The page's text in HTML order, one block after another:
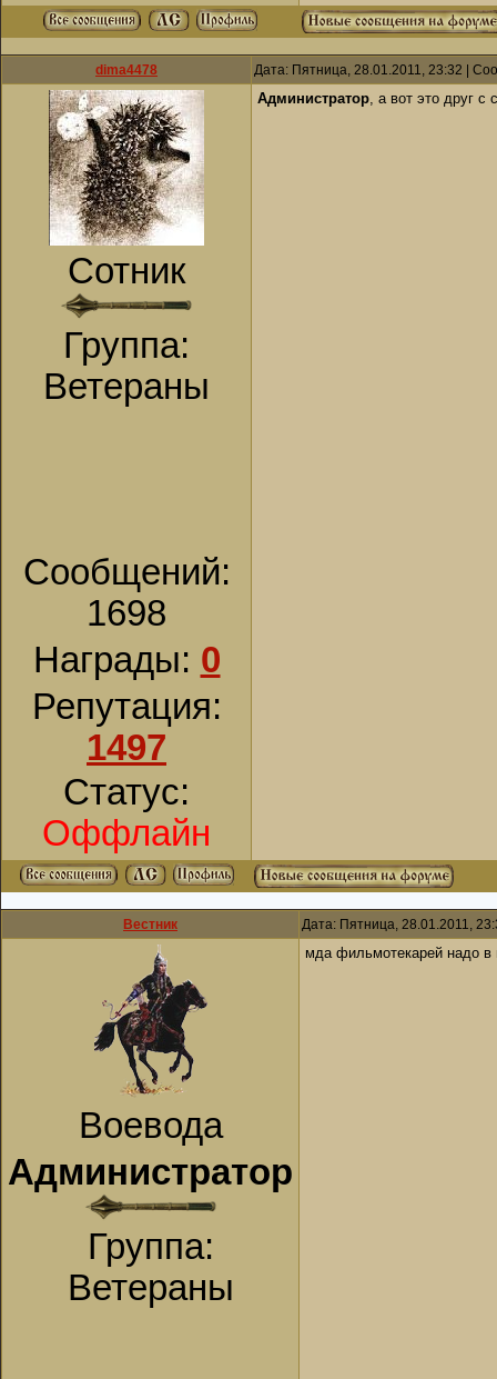
dima4478 Дата: Пятница, 28.01.2011, 23:32 |
Сотник
Группа:
Ветераны
Сообщений:
1698
Награды: 0
Репутация:
1497
Статус:
Оффлайн
Администратор, а вот это друг с
Вестник Дата: Пятница, 28.01.2011,
Воевода
Администратор
Группа:
Ветераны
мда фильмотекарей надо в